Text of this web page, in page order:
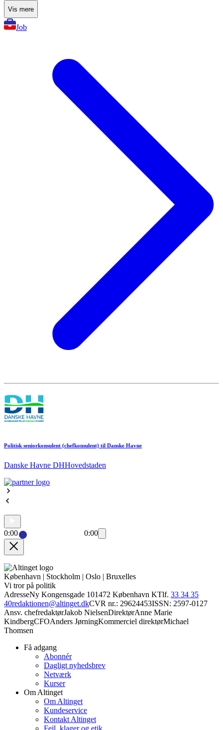
Vis mere
Job
Politisk seniorkonsulent (chefkonsulent) til Danske Havne
Danske Havne DHHovedstaden
0:00 0:00
København | Stockholm | Oslo | Bruxelles
Vi tror på politik
AdresseNy Kongensgade 101472 København KTlf. 33 34 35
40redaktionen@altinget.dkCVR nr.: 29624453ISSN: 2597-0127
Ansv. chefredaktørJakob NielsenDirektørAnne Marie
KindbergCFOAnders JørningKommerciel direktørMichael
Thomsen
Få adgang
Abonnér
Dagligt nyhedsbrev
Netværk
Kurser
Om Altinget
Om Altinget
Kundeservice
Kontakt Altinget